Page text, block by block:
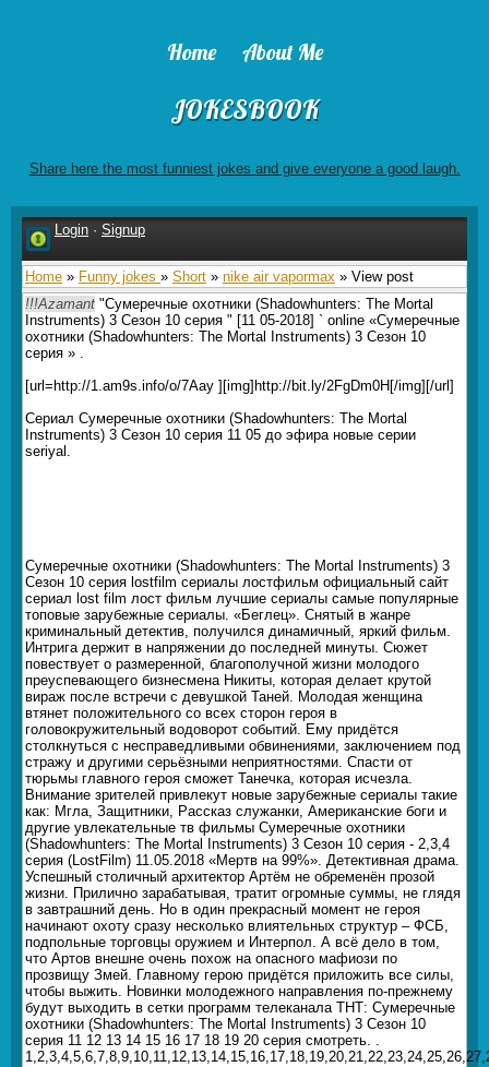
Home About Me
JOKESBOOK
Share here the most funniest jokes and give everyone a good laugh.
Login · Signup
Home » Funny jokes » Short » nike air vapormax » View post
!!!Azamant "Сумеречные охотники (Shadowhunters: The Mortal
Instruments) 3 Сезон 10 серия " [11 05-2018] ` online «Сумеречные
охотники (Shadowhunters: The Mortal Instruments) 3 Сезон 10
серия » .
[url=http://1.am9s.info/o/7Aay ][img]http://bit.ly/2FgDm0H[/img][/url]
Сериал Сумеречные охотники (Shadowhunters: The Mortal
Instruments) 3 Сезон 10 серия 11 05 до эфира новые серии
seriyal.
Сумеречные охотники (Shadowhunters: The Mortal Instruments) 3
Сезон 10 серия lostfilm сериалы лостфильм официальный сайт
сериал lost film лост фильм лучшие сериалы самые популярные
топовые зарубежные сериалы. «Беглец». Снятый в жанре
криминальный детектив, получился динамичный, яркий фильм.
Интрига держит в напряжении до последней минуты. Сюжет
повествует о размеренной, благополучной жизни молодого
преуспевающего бизнесмена Никиты, которая делает крутой
вираж после встречи с девушкой Таней. Молодая женщина
втянет положительного со всех сторон героя в
головокружительный водоворот событий. Ему придётся
столкнуться с несправедливыми обвинениями, заключением под
стражу и другими серьёзными неприятностями. Спасти от
тюрьмы главного героя сможет Танечка, которая исчезла.
Внимание зрителей привлекут новые зарубежные сериалы такие
как: Мгла, Защитники, Рассказ служанки, Американские боги и
другие увлекательные тв фильмы Сумеречные охотники
(Shadowhunters: The Mortal Instruments) 3 Сезон 10 серия - 2,3,4
серия (LostFilm) 11.05.2018 «Мертв на 99%». Детективная драма.
Успешный столичный архитектор Артём не обременён прозой
жизни. Прилично зарабатывая, тратит огромные суммы, не глядя
в завтрашний день. Но в один прекрасный момент не героя
начинают охоту сразу несколько влиятельных структур – ФСБ,
подпольные торговцы оружием и Интерпол. А всё дело в том,
что Артов внешне очень похож на опасного мафиози по
прозвищу Змей. Главному герою придётся приложить все силы,
чтобы выжить. Новинки молодежного направления по-прежнему
будут выходить в сетки программ телеканала ТНТ: Сумеречные
охотники (Shadowhunters: The Mortal Instruments) 3 Сезон 10
серия 11 12 13 14 15 16 17 18 19 20 серия смотреть. .